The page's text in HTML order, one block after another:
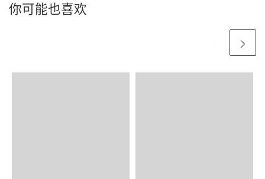
你可能也喜欢